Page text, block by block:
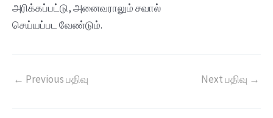
அரிக்கப்பட்டு, அனைவராலும் சவால்
செய்யப்பட வேண்டும்.
← Previous பதிவு Next பதிவு →